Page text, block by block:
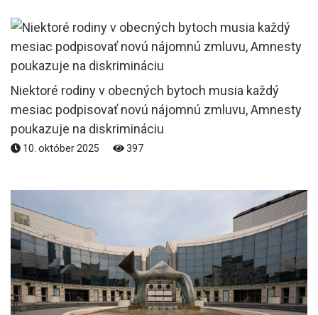
Niektoré rodiny v obecných bytoch musia každý
mesiac podpisovať novú nájomnú zmluvu, Amnesty
poukazuje na diskrimináciu
10. október 2025 397